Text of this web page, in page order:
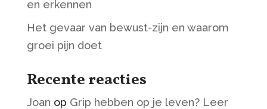
en erkennen
Het gevaar van bewust-zijn en waarom
groei pijn doet
Recente reacties
Joan op Grip hebben op je leven? Leer